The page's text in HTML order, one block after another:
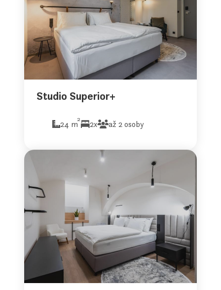
Studio Superior+
24 m2 2x až 2 osoby